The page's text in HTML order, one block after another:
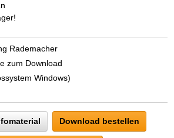
Rademacher
zum Download
Windows)
Download bestellen